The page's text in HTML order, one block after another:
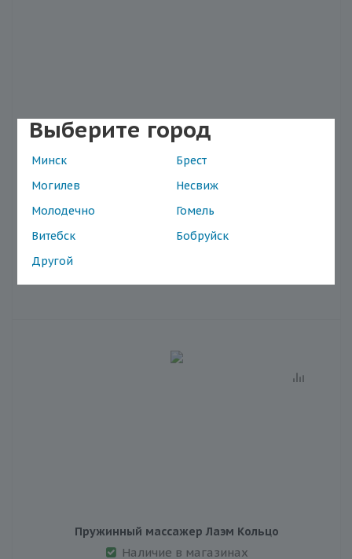
Выберите город
Минск
Брест
Могилев
Несвиж
Молодечно
Гомель
Витебск
Бобруйск
Другой
Массажер с шипами Лапонька 6
Наличие в магазинах
Артикул: MA-5421
Пружинный массажер Лаэм Кольцо
Наличие в магазинах